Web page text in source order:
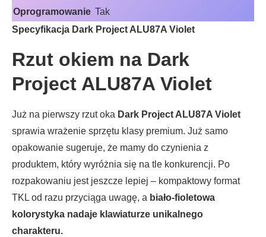
Oprogramowanie Tak
Specyfikacja Dark Project ALU87A Violet
Rzut okiem na Dark
Project ALU87A Violet
Już na pierwszy rzut oka Dark Project ALU87A Violet
sprawia wrażenie sprzętu klasy premium. Już samo
opakowanie sugeruje, że mamy do czynienia z
produktem, który wyróżnia się na tle konkurencji. Po
rozpakowaniu jest jeszcze lepiej – kompaktowy format
TKL od razu przyciąga uwagę, a biało-fioletowa
kolorystyka nadaje klawiaturze unikalnego
charakteru.